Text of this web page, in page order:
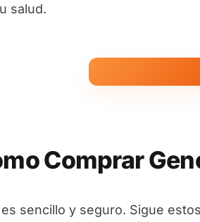
salud.
Comprar
sencillo y seguro. Sigue